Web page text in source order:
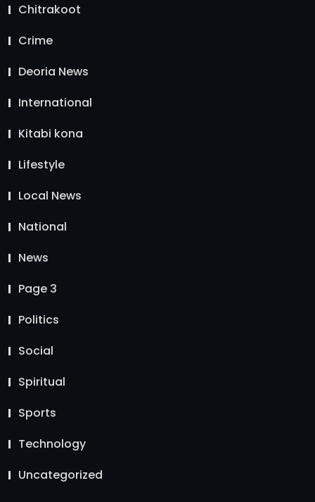
Chitrakoot
Crime
Deoria News
International
Kitabi kona
Lifestyle
Local News
National
News
Page 3
Politics
Social
Spiritual
Sports
Technology
Uncategorized